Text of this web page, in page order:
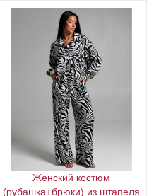
Женский костюм
(рубашка+брюки) из штапеля